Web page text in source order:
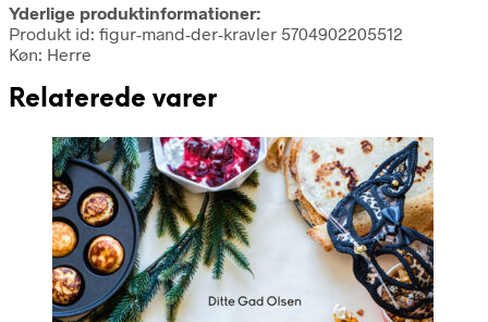
Yderlige produktinformationer:
Produkt id: figur-mand-der-kravler 5704902205512
Køn: Herre
Relaterede varer